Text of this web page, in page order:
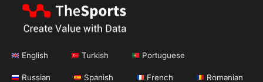
English Turkish Portuguese
Russian Spanish French Romanian